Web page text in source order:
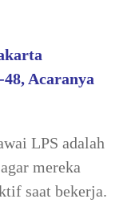
Acaranya
LPS adalah
mereka
saat bekerja.